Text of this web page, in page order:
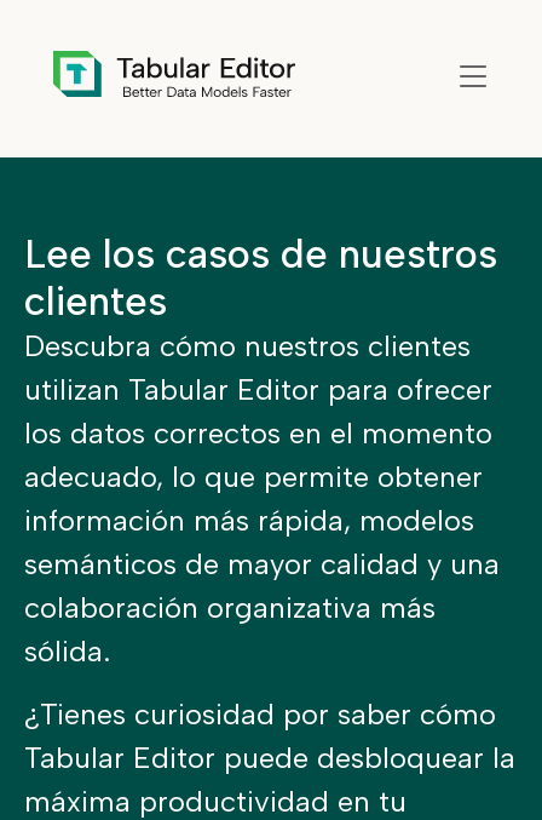
Lee los casos de nuestros
clientes
Descubra cómo nuestros clientes
utilizan Tabular Editor para ofrecer
los datos correctos en el momento
adecuado, lo que permite obtener
información más rápida, modelos
semánticos de mayor calidad y una
colaboración organizativa más
sólida.
¿Tienes curiosidad por saber cómo
Tabular Editor puede desbloquear la
máxima productividad en tu